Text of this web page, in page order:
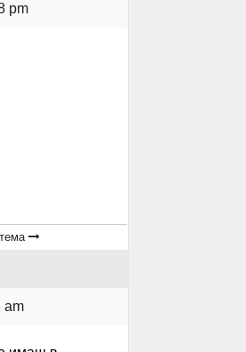
pm
am